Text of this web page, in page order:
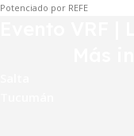
Potenciado por REFE